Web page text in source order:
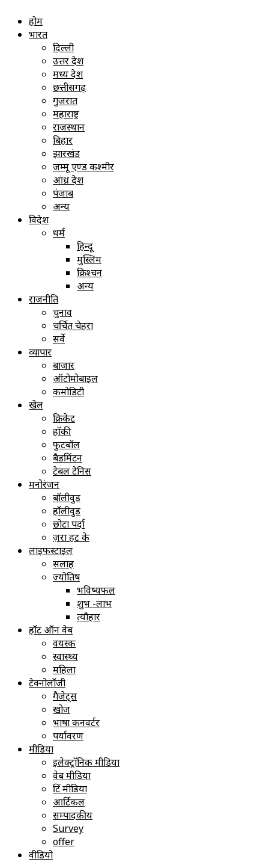
होम
भारत
दिल्ली
उत्तर प्रदेश
मध्य प्रदेश
छत्तीसगढ़
गुजरात
महाराष्ट्र
राजस्थान
बिहार
झारखंड
जम्मू एण्ड कश्मीर
आंध्र प्रदेश
पंजाब
अन्य
विदेश
धर्म
हिन्दू
मुस्लिम
क्रिश्चन
अन्य
राजनीति
चुनाव
चर्चित चेहरा
सर्वे
व्यापार
बाजार
ऑटोमोबाइल
कमोडिटी
खेल
क्रिकेट
हॉकी
फुटबॉल
बैडमिंटन
टेबल टेनिस
मनोरंजन
बॉलीवुड
हॉलीवुड
छोटा पर्दा
ज़रा हट के
लाइफस्टाइल
सलाह
ज्योतिष
भविष्यफल
शुभ -लाभ
त्यौहार
हॉट ऑन वेब
वयस्क
स्वास्थ्य
महिला
टेक्नोलॉजी
गैजेट्स
खोज
भाषा कनवर्टर
पर्यावरण
मीडिया
इलेक्ट्रॉनिक मीडिया
वेब मीडिया
प्रिंट मीडिया
आर्टिकल
सम्पादकीय
Survey
offer
वीडियो